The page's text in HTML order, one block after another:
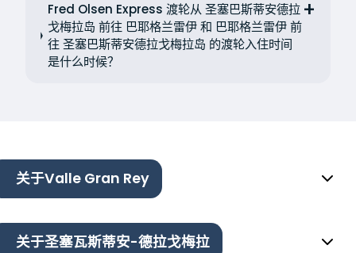
Fred Olsen Express 渡轮从 圣塞巴斯蒂安德拉
戈梅拉岛 前往 巴耶格兰雷伊 和 巴耶格兰雷伊 前
往 圣塞巴斯蒂安德拉戈梅拉岛 的渡轮入住时间
是什么时候？
关于Valle Gran Rey
关于圣塞瓦斯蒂安-德拉戈梅拉